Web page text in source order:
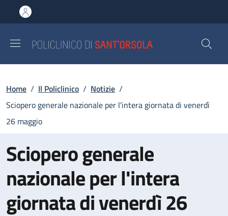
al contenuto principale
to footer content
Briciole di pane
Home / Il Policlinico / Notizie /
Sciopero generale nazionale per l'intera giornata di venerdì
26 maggio
Sciopero generale
nazionale per l'intera
giornata di venerdì 26